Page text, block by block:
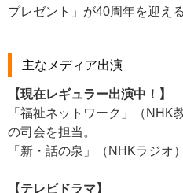
プレゼント」が40周年を迎える
主なメディア出演
【現在レギュラー出演中！】
「福祉ネットワーク」（NHK
の司会を担当。
「新・話の泉」（NHKラジオ）
【テレビドラマ】